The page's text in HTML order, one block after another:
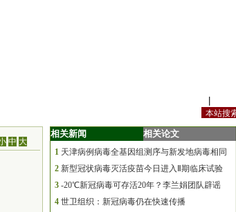
中 大
相关新闻 相关论文
1 天津病例病毒全基因组测序与新发地病毒相同
2 新型冠状病毒灭活疫苗今日进入Ⅱ期临床试验
3 -20℃新冠病毒可存活20年？李兰娟团队辟谣
4 世卫组织：新冠病毒仍在快速传播